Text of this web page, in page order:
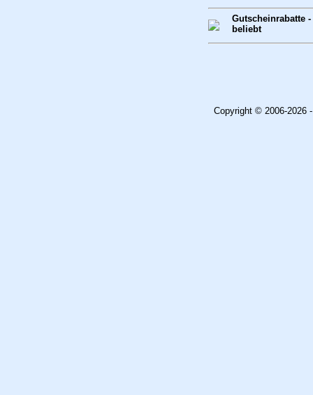
Gutscheinrabatte
beliebt
Copyright © 2006-